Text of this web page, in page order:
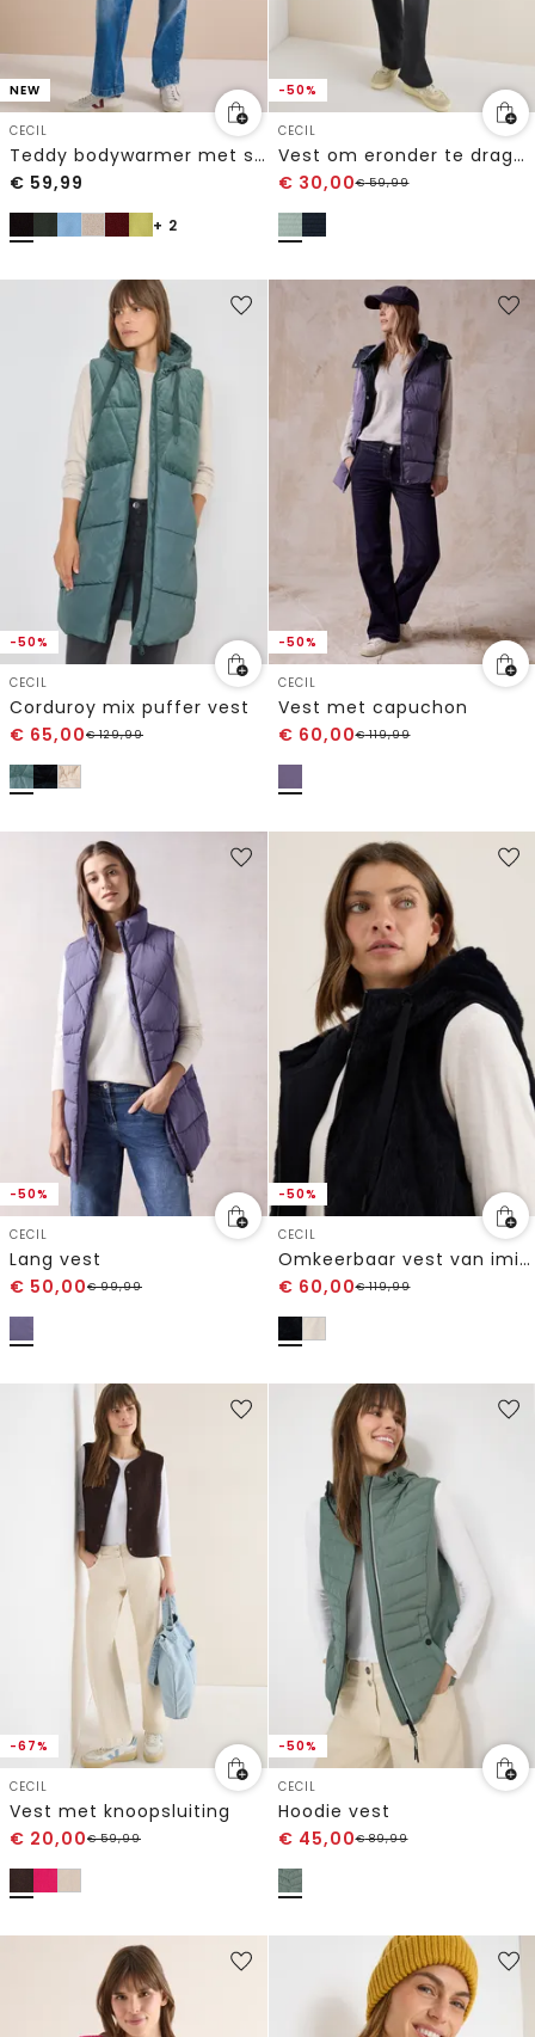
NEW
CECIL
Teddy bodywarmer met softshelldetails
€ 59,99
+ 2
-50%
CECIL
Vest om eronder te dragen
€ 30,00€59,99
-50%
CECIL
Corduroy mix puffer vest
€ 65,00€129,99
-50%
CECIL
Vest met capuchon
€ 60,00€119,99
-50%
CECIL
Lang vest
€ 50,00€99,99
-50%
CECIL
Omkeerbaar vest van imitatiebont
€ 60,00€119,99
-67%
CECIL
Vest met knoopsluiting
€ 20,00€59,99
-50%
CECIL
Hoodie vest
€ 45,00€89,99